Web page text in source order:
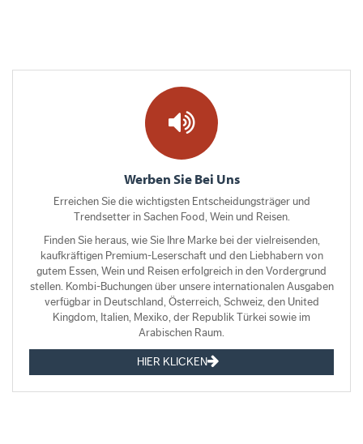
Werben Sie Bei Uns
Erreichen Sie die wichtigsten Entscheidungsträger und
Trendsetter in Sachen Food, Wein und Reisen.
Finden Sie heraus, wie Sie Ihre Marke bei der vielreisenden,
kaufkräftigen Premium-Leserschaft und den Liebhabern von
gutem Essen, Wein und Reisen erfolgreich in den Vordergrund
stellen. Kombi-Buchungen über unsere internationalen Ausgaben
verfügbar in Deutschland, Österreich, Schweiz, den United
Kingdom, Italien, Mexiko, der Republik Türkei sowie im
Arabischen Raum.
HIER KLICKEN